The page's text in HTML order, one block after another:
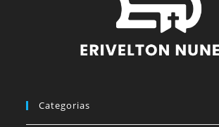
Categorias